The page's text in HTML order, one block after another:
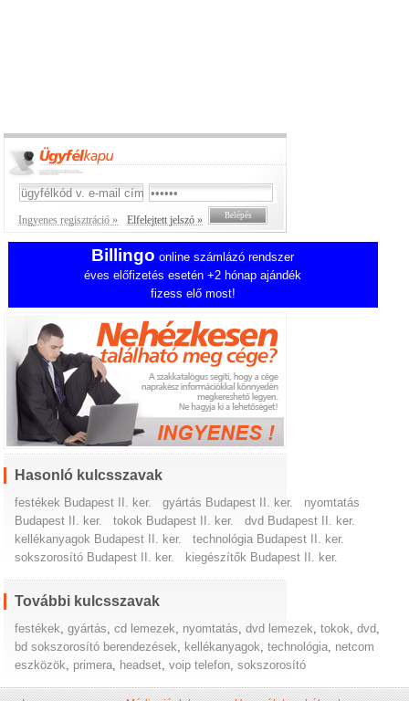
Ingyenes regisztráció » Elfelejtett jelszó »
Billingo online számlázó rendszer
éves előfizetés esetén +2 hónap ajándék
fizess elő most!
Hasonló kulcsszavak
festékek Budapest II. ker. gyártás Budapest II. ker.
nyomtatás
Budapest II. ker.
tokok Budapest II. ker.
dvd Budapest II. ker.
kellékanyagok Budapest II. ker.
technológia Budapest II. ker.
sokszorosító Budapest II. ker.
kiegészítők Budapest II. ker.
További kulcsszavak
festékek ,gyártás ,cd lemezek nyomtatás ,dvd lemezek ,tokok ,dvd
bd sokszorosító berendezések
kellékanyagok ,technológia netcom
eszközök
primera headset ,voip telefon ,sokszorosító